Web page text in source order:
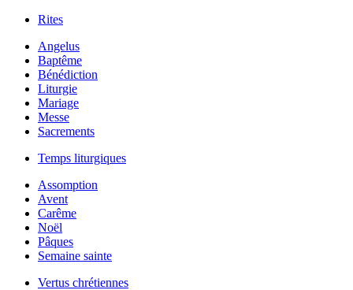
Rites
Angelus
Baptême
Bénédiction
Liturgie
Mariage
Messe
Sacrements
Temps liturgiques
Assomption
Avent
Carême
Noël
Pâques
Semaine sainte
Vertus chrétiennes